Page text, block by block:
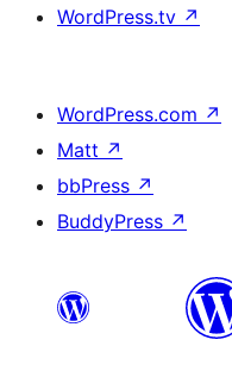
WordPress.tv ↗
WordPress.com ↗
Matt ↗
bbPress ↗
BuddyPress ↗